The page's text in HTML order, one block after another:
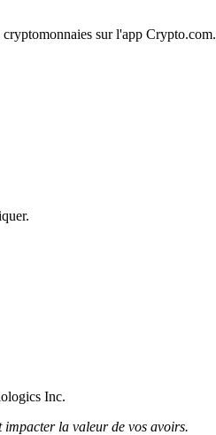
sur l'app Crypto.com.
Inc.
impacter la valeur de vos avoirs.